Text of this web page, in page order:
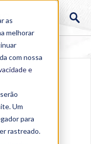
as
melhorar
com nossa
e
Um
para
rastreado.